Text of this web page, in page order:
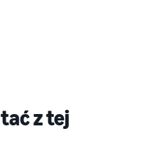
z tej